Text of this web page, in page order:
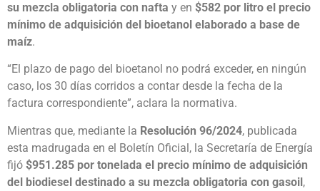
su mezcla obligatoria con nafta y en $582 por litro el precio
mínimo de adquisición del bioetanol elaborado a base de
maíz.
“El plazo de pago del bioetanol no podrá exceder, en ningún
caso, los 30 días corridos a contar desde la fecha de la
factura correspondiente”, aclara la normativa.
Mientras que, mediante la Resolución 96/2024, publicada
esta madrugada en el Boletín Oficial, la Secretaría de Energía
fijó $951.285 por tonelada el precio mínimo de adquisición
del biodiesel destinado a su mezcla obligatoria con gasoil,